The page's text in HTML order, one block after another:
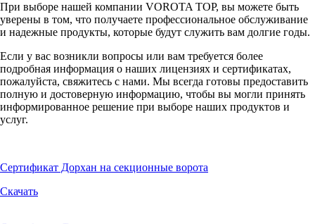
При выборе нашей компании VOROTA TOP, вы можете быть
уверены в том, что получаете профессиональное обслуживание
и надежные продукты, которые будут служить вам долгие годы.
Если у вас возникли вопросы или вам требуется более
подробная информация о наших лицензиях и сертификатах,
пожалуйста, свяжитесь с нами. Мы всегда готовы предоставить
полную и достоверную информацию, чтобы вы могли принять
информированное решение при выборе наших продуктов и
услуг.
Сертификат Дорхан на секционные ворота
Скачать